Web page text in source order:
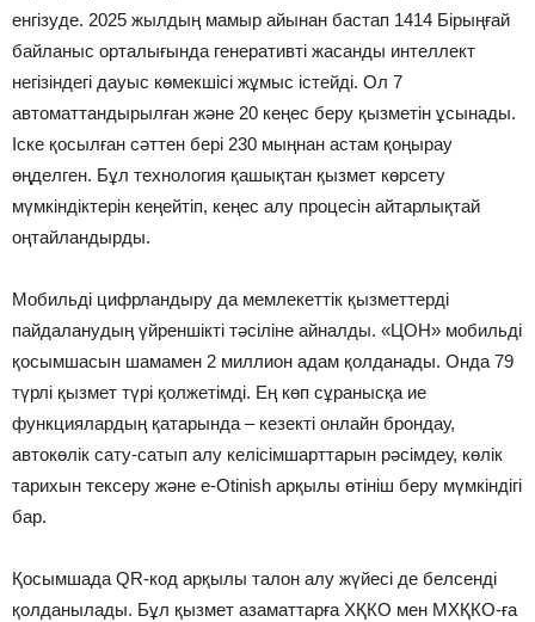
енгізуде. 2025 жылдың мамыр айынан бастап 1414 Бірыңғай
байланыс орталығында генеративті жасанды интеллект
негізіндегі дауыс көмекшісі жұмыс істейді. Ол 7
автоматтандырылған және 20 кеңес беру қызметін ұсынады.
Іске қосылған сәттен бері 230 мыңнан астам қоңырау
өңделген. Бұл технология қашықтан қызмет көрсету
мүмкіндіктерін кеңейтіп, кеңес алу процесін айтарлықтай
оңтайландырды.
Мобильді цифрландыру да мемлекеттік қызметтерді
пайдаланудың үйреншікті тәсіліне айналды. «ЦОН» мобильді
қосымшасын шамамен 2 миллион адам қолданады. Онда 79
түрлі қызмет түрі қолжетімді. Ең көп сұранысқа ие
функциялардың қатарында – кезекті онлайн брондау,
автокөлік сату-сатып алу келісімшарттарын рәсімдеу, көлік
тарихын тексеру және e-Otinish арқылы өтініш беру мүмкіндігі
бар.
Қосымшада QR-код арқылы талон алу жүйесі де белсенді
қолданылады. Бұл қызмет азаматтарға ХҚКО мен МХҚКО-ға